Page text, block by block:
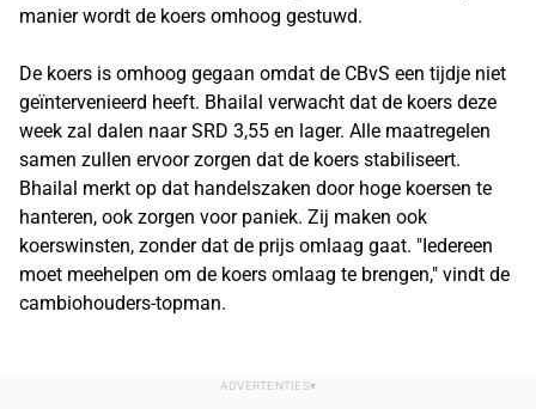
manier wordt de koers omhoog gestuwd.
De koers is omhoog gegaan omdat de CBvS een tijdje niet
geïntervenieerd heeft. Bhailal verwacht dat de koers deze
week zal dalen naar SRD 3,55 en lager. Alle maatregelen
samen zullen ervoor zorgen dat de koers stabiliseert.
Bhailal merkt op dat handelszaken door hoge koersen te
hanteren, ook zorgen voor paniek. Zij maken ook
koerswinsten, zonder dat de prijs omlaag gaat. "Iedereen
moet meehelpen om de koers omlaag te brengen," vindt de
cambiohouders-topman.